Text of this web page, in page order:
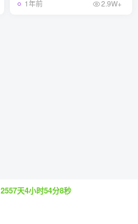
1年前 2.9W+
2557天4小时54分8秒